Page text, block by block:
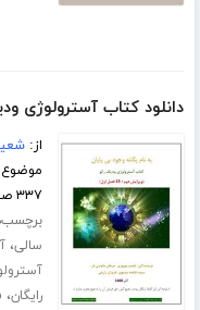
دانلود کتاب آسترولوژی
از:
۳۳۷ صفحه
سالی،
رایگان،